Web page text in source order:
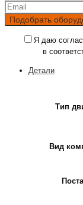
Я даю
в
Детали
Тип
Вид